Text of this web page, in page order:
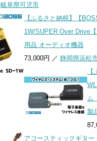
岐阜県可児市
【ふるさと納税】【
1W/SUPER Over Drive
用品 オーディオ機器
73,000円 ／ 静岡県浜松
ム
製
アコースティックギタ